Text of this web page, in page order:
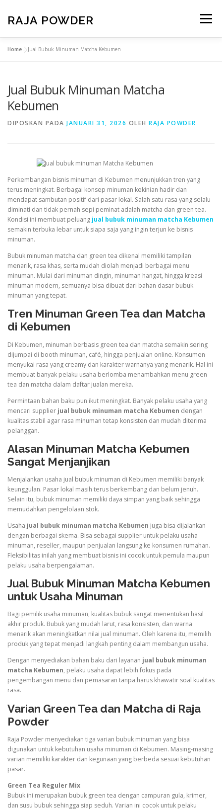
RAJA POWDER Menu
KONTAK KAMI PAKET USAHA
Home »Jual Bubuk Minuman Matcha Kebumen
Jual Bubuk Minuman Matcha
Kebumen
DIPOSKAN PADA JANUARI 31, 2026 OLEH RAJA POWDER
Perkembangan bisnis minuman di Kebumen menunjukkan tren yang
terus meningkat. Berbagai konsep minuman kekinian hadir dan
mendapat sambutan positif dari pasar lokal. Salah satu rasa yang selalu
diminati dan tidak pernah sepi peminat adalah matcha dan green tea.
Kondisi ini membuat peluang jual bubuk minuman matcha Kebumen
semakin terbuka lebar untuk siapa saja yang ingin terjun ke bisnis
minuman.
Bubuk minuman matcha dan green tea dikenal memiliki tampilan
menarik, rasa khas, serta mudah diolah menjadi berbagai menu
minuman. Mulai dari minuman dingin, minuman hangat, hingga kreasi
minuman modern, semuanya bisa dibuat dari bahan dasar bubuk
minuman yang tepat.
Tren Minuman Green Tea dan Matcha
di Kebumen
Di Kebumen, minuman berbasis green tea dan matcha semakin sering
dijumpai di booth minuman, café, hingga penjualan online. Konsumen
menyukai rasa yang creamy dan karakter warnanya yang menarik. Hal ini
membuat banyak pelaku usaha berlomba menambahkan menu green
tea dan matcha dalam daftar jualan mereka.
Permintaan bahan baku pun ikut meningkat. Banyak pelaku usaha yang
mencari supplier jual bubuk minuman matcha Kebumen dengan
kualitas stabil agar rasa minuman tetap konsisten dan mudah diterima
pelanggan.
Alasan Minuman Matcha Kebumen
Sangat Menjanjikan
Menjalankan usaha jual bubuk minuman di Kebumen memiliki banyak
keunggulan. Pasar lokal masih terus berkembang dan belum jenuh.
Selain itu, bubuk minuman memiliki daya simpan yang baik sehingga
memudahkan pengelolaan stok.
Usaha jual bubuk minuman matcha Kebumen juga bisa dijalankan
dengan berbagai skema. Bisa sebagai supplier untuk pelaku usaha
minuman, reseller, maupun penjualan langsung ke konsumen rumahan.
Fleksibilitas inilah yang membuat bisnis ini cocok untuk pemula maupun
pelaku usaha berpengalaman.
Jual Bubuk Minuman Matcha Kebumen
untuk Usaha Minuman
Bagi pemilik usaha minuman, kualitas bubuk sangat menentukan hasil
akhir produk. Bubuk yang mudah larut, rasa konsisten, dan warna
menarik akan meningkatkan nilai jual minuman. Oleh karena itu, memilih
produk yang tepat menjadi langkah penting dalam membangun usaha.
Dengan menyediakan bahan baku dari layanan jual bubuk minuman
matcha Kebumen, pelaku usaha dapat lebih fokus pada
pengembangan menu dan pemasaran tanpa harus khawatir soal kualitas
rasa.
Varian Green Tea dan Matcha di Raja
Powder
Raja Powder menyediakan tiga varian bubuk minuman yang bisa
digunakan untuk kebutuhan usaha minuman di Kebumen. Masing-masing
varian memiliki karakter dan kegunaan yang berbeda sesuai kebutuhan
pasar.
Green Tea Reguler Mix
Bubuk ini merupakan bubuk green tea dengan campuran gula, krimer,
dan susu bubuk sehingga siap seduh. Varian ini cocok untuk pelaku